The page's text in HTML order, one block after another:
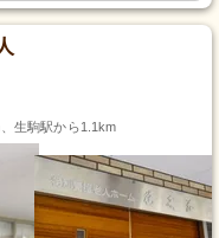
生駒駅から1.1km